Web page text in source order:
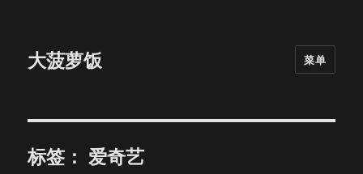
大菠萝饭 菜单
标签：爱奇艺